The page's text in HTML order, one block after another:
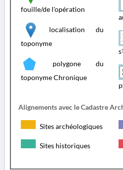
fouille/de l'opération
localisation du
toponyme
polygone du
toponyme Chronique
Alignements avec le Cadastre
Sites archéologiques
Sites historiques